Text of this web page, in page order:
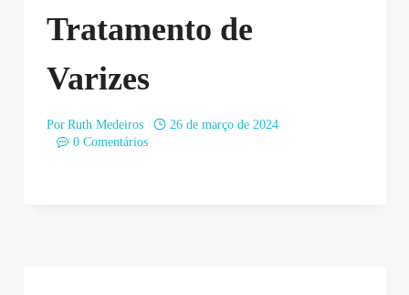
Tratamento de
Varizes
Por Ruth Medeiros
26 de março de 2024
0 Comentários